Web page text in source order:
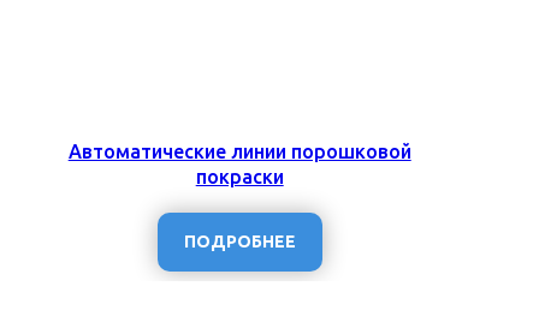
Автоматические линии порошковой
покраски
ПОДРОБНЕЕ